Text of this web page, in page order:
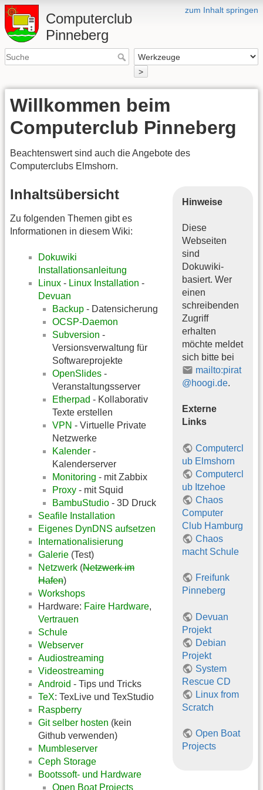
zum Inhalt springen
Computerclub
Pinneberg
>
Willkommen beim
Computerclub Pinneberg
Beachtenswert sind auch die Angebote des
Computerclubs Elmshorn.
Hinweise
Diese
Webseiten
sind
Dokuwiki-
basiert. Wer
einen
schreibenden
Zugriff
erhalten
möchte meldet
sich bitte bei
mailto:pirat
@hoogi.de.
Externe
Links
Computercl
ub Elmshorn
Computercl
ub Itzehoe
Chaos
Computer
Club Hamburg
Chaos
macht Schule
Freifunk
Pinneberg
Devuan
Projekt
Debian
Projekt
System
Rescue CD
Linux from
Scratch
Open Boat
Projects
Inhaltsübersicht
Zu folgenden Themen gibt es
Informationen in diesem Wiki:
Dokuwiki
Installationsanleitung
Linux - Linux Installation -
Devuan
Backup - Datensicherung
OCSP-Daemon
Subversion -
Versionsverwaltung für
Softwareprojekte
OpenSlides -
Veranstaltungsserver
Etherpad - Kollaborativ
Texte erstellen
VPN - Virtuelle Private
Netzwerke
Kalender -
Kalenderserver
Monitoring - mit Zabbix
Proxy - mit Squid
BambuStudio - 3D Druck
Seafile Installation
Eigenes DynDNS aufsetzen
Internationalisierung
Galerie (Test)
Netzwerk (Netzwerk im
Hafen)
Workshops
Hardware: Faire Hardware,
Vertrauen
Schule
Webserver
Audiostreaming
Videostreaming
Android - Tips und Tricks
TeX: TexLive und TexStudio
Raspberry
Git selber hosten (kein
Github verwenden)
Mumbleserver
Ceph Storage
Bootssoft- und Hardware
Open Boat Projects